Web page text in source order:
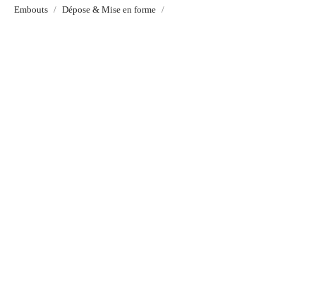
Embouts Dépose & Mise en forme